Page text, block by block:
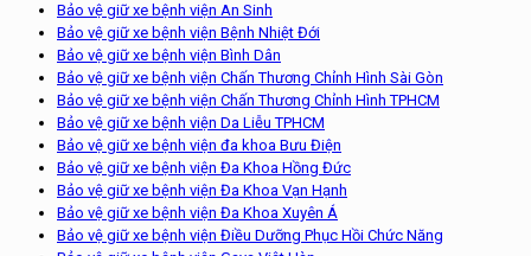
Bảo vệ giữ xe bệnh viện An Sinh
Bảo vệ giữ xe bệnh viện Bệnh Nhiệt Đới
Bảo vệ giữ xe bệnh viện Bình Dân
Bảo vệ giữ xe bệnh viện Chấn Thương Chỉnh Hình Sài Gòn
Bảo vệ giữ xe bệnh viện Chấn Thương Chỉnh Hình TPHCM
Bảo vệ giữ xe bệnh viện Da Liễu TPHCM
Bảo vệ giữ xe bệnh viện đa khoa Bưu Điện
Bảo vệ giữ xe bệnh viện Đa Khoa Hồng Đức
Bảo vệ giữ xe bệnh viện Đa Khoa Vạn Hạnh
Bảo vệ giữ xe bệnh viện Đa Khoa Xuyên Á
Bảo vệ giữ xe bệnh viện Điều Dưỡng Phục Hồi Chức Năng